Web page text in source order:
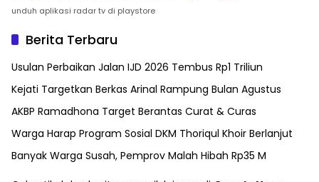
unduh aplikasi radar tv di playstore
Berita Terbaru
Usulan Perbaikan Jalan IJD 2026 Tembus Rp1 Triliun
Kejati Targetkan Berkas Arinal Rampung Bulan Agustus
AKBP Ramadhona Target Berantas Curat & Curas
Warga Harap Program Sosial DKM Thoriqul Khoir Berlanjut
Banyak Warga Susah, Pemprov Malah Hibah Rp35 M